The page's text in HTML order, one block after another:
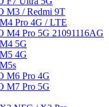
M3 / Redmi 9T
Pro 4G / LTE
M4 Pro 5G 21091116AG
5G
4G
M6 Pro 4G
M7 Pro 5G